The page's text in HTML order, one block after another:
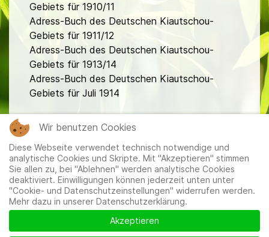
Gebiets für 1910/11
Adress-Buch des Deutschen Kiautschou-
Gebiets für 1911/12
Adress-Buch des Deutschen Kiautschou-
Gebiets für 1913/14
Adress-Buch des Deutschen Kiautschou-
Gebiets für Juli 1914
Mitglieder|Impressum|Datenschutzerklärung|Cookie-
und Datenschutzeinstellungen
Wir benutzen Cookies
Diese Webseite verwendet technisch notwendige und
analytische Cookies und Skripte. Mit "Akzeptieren" stimmen
Sie allen zu, bei "Ablehnen" werden analytische Cookies
deaktiviert. Einwilligungen können jederzeit unten unter
"Cookie- und Datenschutzeinstellungen" widerrufen werden.
Mehr dazu in unserer Datenschutzerklärung.
Akzeptieren